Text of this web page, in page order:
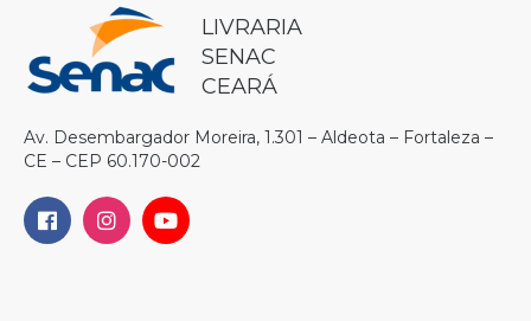
LIVRARIA
SENAC
CEARÁ
Av. Desembargador Moreira, 1.301 – Aldeota – Fortaleza –
CE – CEP 60.170-002